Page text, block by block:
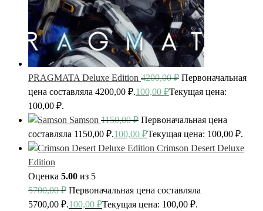
PRAGMATA Deluxe Edition 4200,00₽ Первоначальная
цена составляла 4200,00 ₽.100,00 ₽Текущая цена:
100,00 ₽.
Samson 1150,00₽ Первоначальная цена
составляла 1150,00 ₽.100,00 ₽Текущая цена: 100,00 ₽.
Crimson Desert Deluxe
Edition
Оценка 5.00 из 5
5700,00₽ Первоначальная цена составляла
5700,00 ₽.100,00 ₽Текущая цена: 100,00 ₽.